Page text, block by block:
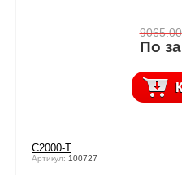
9065.00
По
С2000-Т
Артикул: 100727